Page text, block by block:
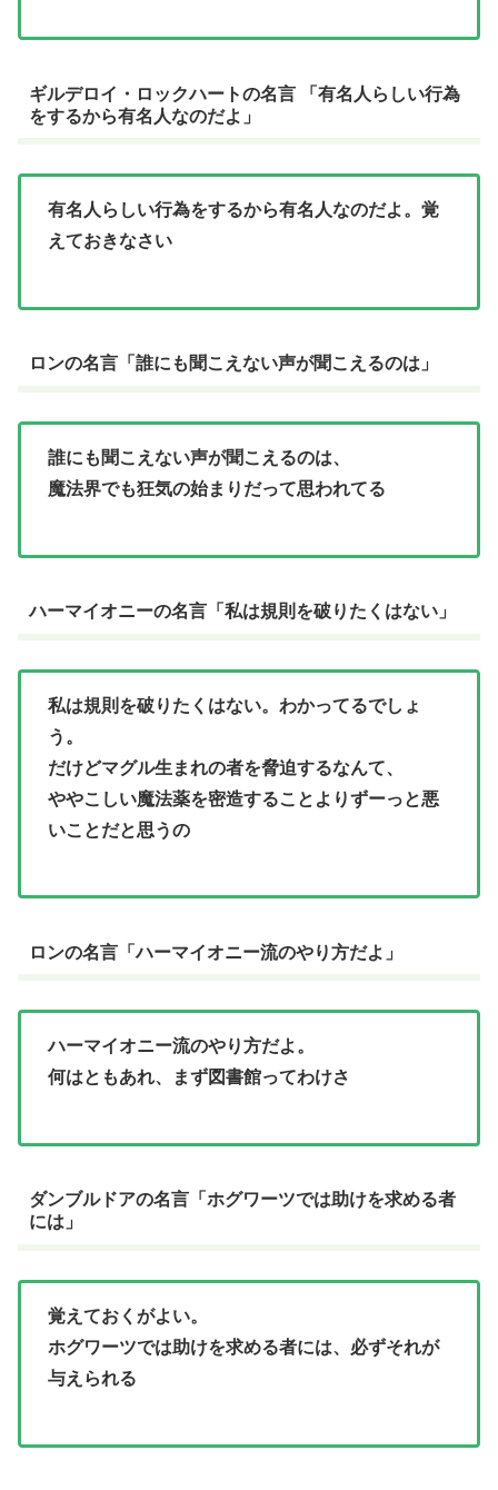
ギルデロイ・ロックハートの名言 「有名人らしい行為
をするから有名人なのだよ」
有名人らしい行為をするから有名人なのだよ。覚
えておきなさい
ロンの名言「誰にも聞こえない声が聞こえるのは」
誰にも聞こえない声が聞こえるのは、
魔法界でも狂気の始まりだって思われてる
ハーマイオニーの名言「私は規則を破りたくはない」
私は規則を破りたくはない。わかってるでしょ
う。
だけどマグル生まれの者を脅迫するなんて、
ややこしい魔法薬を密造することよりずーっと悪
いことだと思うの
ロンの名言「ハーマイオニー流のやり方だよ」
ハーマイオニー流のやり方だよ。
何はともあれ、まず図書館ってわけさ
ダンブルドアの名言「ホグワーツでは助けを求める者
には」
覚えておくがよい。
ホグワーツでは助けを求める者には、必ずそれが
与えられる